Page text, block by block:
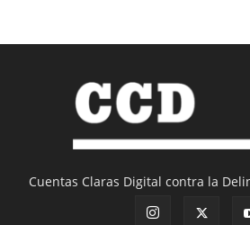
Cuentas Claras Digital contra la